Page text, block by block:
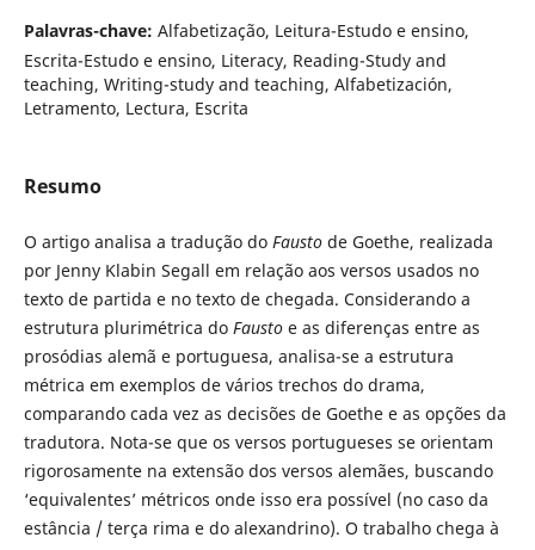
Palavras-chave: Alfabetização, Leitura-Estudo e ensino,
Escrita-Estudo e ensino, Literacy, Reading-Study and
teaching, Writing-study and teaching, Alfabetización,
Letramento, Lectura, Escrita
Resumo
O artigo analisa a tradução do Faustode Goethe, realizada
por Jenny Klabin Segall em relação aos versos usados no
texto de partida e no texto de chegada. Considerando a
estrutura plurimétrica do Faustoe as diferenças entre as
prosódias alemã e portuguesa, analisa-se a estrutura
métrica em exemplos de vários trechos do drama,
comparando cada vez as decisões de Goethe e as opções da
tradutora. Nota-se que os versos portugueses se orientam
rigorosa­mente na extensão dos versos alemães, buscando
‘equivalentes’ métricos onde isso era possível (no caso da
estância / terça rima e do alexandrino). O trabalho chega à